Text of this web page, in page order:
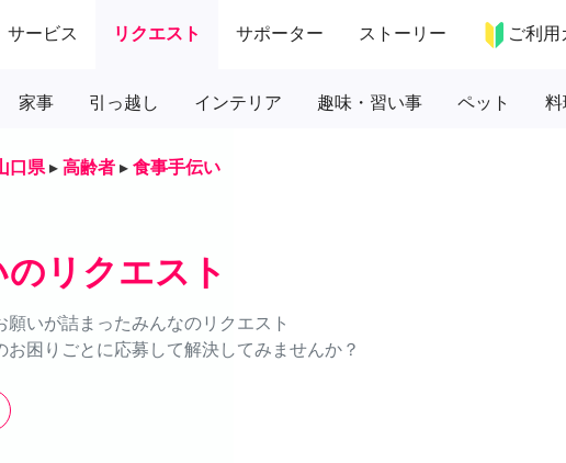
サービス リクエスト サポーター ストーリー ご利用
家事 引っ越し インテリア 趣味・習い事 ペット 料
口県 ▸ 高齢者 ▸ 食事手伝い
リクエスト
願いが詰まったみんなのリクエスト
お困りごとに応募して解決してみませんか？